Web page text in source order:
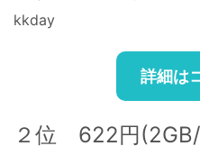
kkday
詳細は
２位 622円